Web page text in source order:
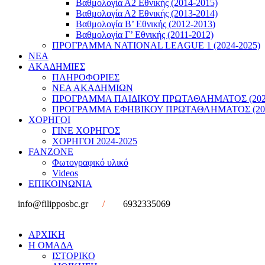
Βαθμολογία Α2 Εθνικής (2014-2015)
Βαθμολογία Α2 Εθνικής (2013-2014)
Βαθμολογία Β’ Εθνικής (2012-2013)
Βαθμολογία Γ’ Εθνικής (2011-2012)
ΠΡΟΓΡΑΜΜΑ NATIONAL LEAGUE 1 (2024-2025)
ΝΕΑ
ΑΚΑΔΗΜΙΕΣ
ΠΛΗΡΟΦΟΡΙΕΣ
ΝΕΑ ΑΚΑΔΗΜΙΩΝ
ΠΡΟΓΡΑΜΜΑ ΠΑΙΔΙΚΟΥ ΠΡΩΤΑΘΛΗΜΑΤΟΣ
ΠΡΟΓΡΑΜΜΑ ΕΦΗΒΙΚΟΥ ΠΡΩΤΑΘΛΗΜΑΤΟΣ
ΧΟΡΗΓΟΙ
ΓΙΝΕ ΧΟΡΗΓΟΣ
ΧΟΡΗΓΟΙ 2024-2025
FANZONE
Φωτογραφικό υλικό
Videos
ΕΠΙΚΟΙΝΩΝΙΑ
info@filipposbc.gr
/ 6932335069
ΑΡΧΙΚΗ
Η ΟΜΑΔΑ
ΙΣΤΟΡΙΚΟ